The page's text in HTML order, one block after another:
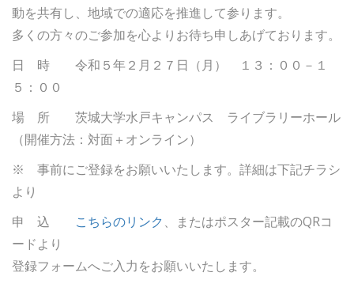
動を共有し、地域での適応を推進して参ります。
多くの方々のご参加を心よりお待ち申しあげております。
日 時 令和５年２月２７日（月） １３：００－１
５：００
場 所 茨城大学水戸キャンパス ライブラリーホール
（開催方法：対面＋オンライン）
※ 事前にご登録をお願いいたします。詳細は下記チラシ
より
申 込 こちらのリンク 、またはポスター記載のQRコ
ードより
登録フォームへご入力をお願いいたします。